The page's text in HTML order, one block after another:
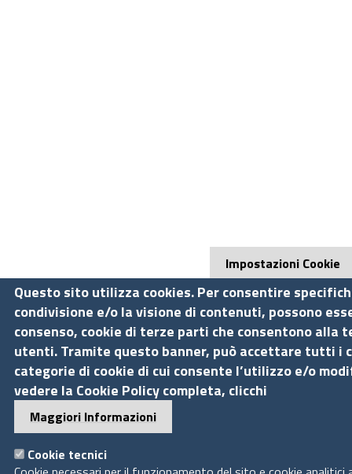
Impostazioni Cookie
Questo sito utilizza cookies. Per consentire
condivisione e/o la visione di contenuti, possono
consenso, cookie di terze parti che consentono alla
utenti. Tramite questo banner, può accettare tutti i
categorie di cookie di cui consente l’utilizzo e/o
vedere la Cookie Policy completa, clicchi
Maggiori Informazioni
Cookie tecnici